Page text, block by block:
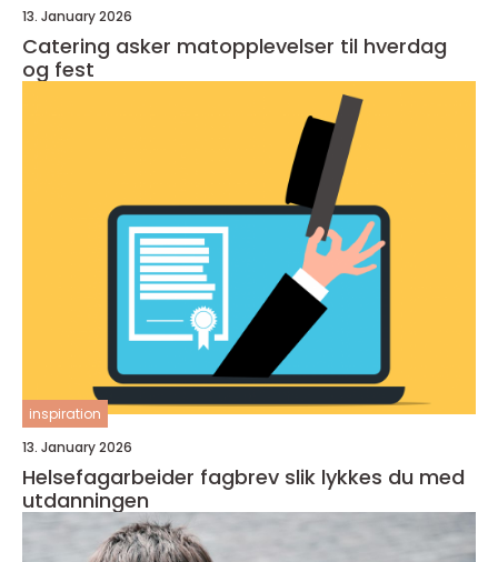
13. January 2026
Catering asker matopplevelser til hverdag
og fest
inspiration
13. January 2026
Helsefagarbeider fagbrev slik lykkes du med
utdanningen